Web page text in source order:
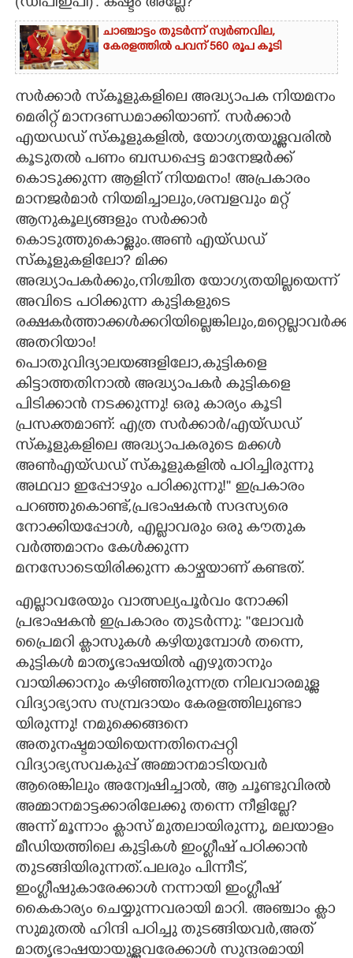
(ഡിപിഇപി)". കഷ്ടം അല്ലേ?
ചാഞ്ചാട്ടം തുടർന്ന് സ്വർണവില,
കേരളത്തിൽ പവന് 560 രൂപ കൂടി
സർക്കാർ സ്‌കൂളുകളിലെ അദ്ധ്യാപക നിയമനം
മെരിറ്റ് മാനദണ്ഡമാക്കിയാണ്. സർക്കാർ
എയഡഡ് സ്കൂളുകളിൽ, യോഗ്യതയുള്ളവരിൽ
കൂടുതൽ പണം ബന്ധപ്പെട്ട മാനേജർക്ക്
കൊടുക്കുന്ന ആളിന് നിയമനം! അപ്രകാരം
മാനജർമാർ നിയമിച്ചാലും,ശമ്പളവും മറ്റ്
ആനുകൂല്യങ്ങളും സർക്കാർ
കൊടുത്തുകൊള്ളും.അൺ എയ്ഡഡ്
സ്കൂളുകളിലോ? മിക്ക
അദ്ധ്യാപകർക്കും,നിശ്ചിത യോഗ്യതയില്ലയെന്ന്
അവിടെ പഠിക്കുന്ന കുട്ടികളുടെ
അതറിയാം!
പൊതുവിദ്യാലയങ്ങളിലോ,കുട്ടികളെ
കിട്ടാത്തതിനാൽ അദ്ധ്യാപകർ കുട്ടികളെ
പിടിക്കാൻ നടക്കുന്നു! ഒരു കാര്യം കൂടി
പ്രസക്തമാണ്: എത്ര സർക്കാർ/എയ്ഡഡ്
സ്കൂളുകളിലെ അദ്ധ്യാപകരുടെ മക്കൾ
അൺഎയ്ഡഡ് സ്കൂളുകളിൽ പഠിച്ചിരുന്നു
അഥവാ ഇപ്പോഴും പഠിക്കുന്നു!"" ഇപ്രകാരം
പറഞ്ഞുകൊണ്ട്,പ്രഭാഷകൻ സദസ്യരെ
നോക്കിയപ്പോൾ, എല്ലാവരും ഒരു കൗതുക
വർത്തമാനം കേൾക്കുന്ന
മനസോടെയിരിക്കുന്ന കാഴ്ചയാണ് കണ്ടത്.
എല്ലാവരേയും വാത്സല്യപൂർവം നോക്കി
പ്രഭാഷകൻ ഇപ്രകാരം തുടർന്നു: ''ലോവർ
പ്രൈമറി ക്ലാസുകൾ കഴിയുമ്പോൾ തന്നെ,
കുട്ടികൾ മാതൃഭാഷയിൽ എഴുതാനും
വായിക്കാനും കഴിഞ്ഞിരുന്നത്ര നിലവാരമുള്ള
വിദ്യാഭ്യാസ സമ്പ്രദായം കേരളത്തിലുണ്ടാ
യിരുന്നു! നമുക്കെങ്ങനെ
അതുനഷ്ടമായിയെന്നതിനെപ്പറ്റി
വിദ്യാഭ്യസവകുപ്പ് അമ്മാനമാടിയവർ
ആരെങ്കിലും അന്വേഷിച്ചാൽ, ആ ചൂണ്ടുവിരൽ
അമ്മാനമാട്ടക്കാരിലേക്കു തന്നെ നീളില്ലേ?
അന്ന് മൂന്നാം ക്ലാസ് മുതലായിരുന്നു, മലയാളം
മീഡിയത്തിലെ കുട്ടികൾ ഇംഗ്ലീഷ് പഠിക്കാൻ
തുടങ്ങിയിരുന്നത്.പലരും പിന്നീട്,
ഇംഗ്ലീഷുകാരേക്കാൾ നന്നായി ഇംഗ്ലീഷ്
കൈകാര്യം ചെയ്യുന്നവരായി മാറി. അഞ്ചാം ക്ലാ
സുമുതൽ ഹിന്ദി പഠിച്ചു തുടങ്ങിയവർ,അത്
മാതൃഭാഷയായുള്ളവരേക്കാൾ സുന്ദരമായി